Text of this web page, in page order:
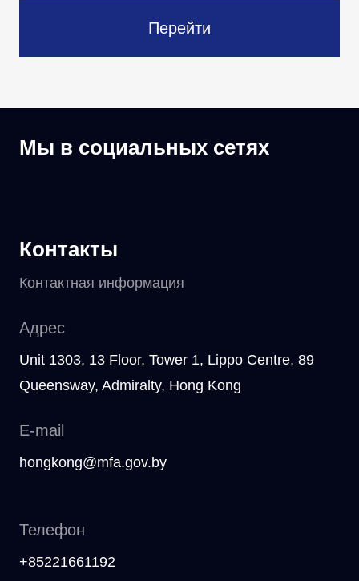
Перейти
Мы в социальных сетях
Контакты
Контактная информация
Адрес
Unit 1303, 13 Floor, Tower 1, Lippo Centre, 89
Queensway, Admiralty, Hong Kong
E-mail
hongkong@mfa.gov.by
Телефон
+85221661192